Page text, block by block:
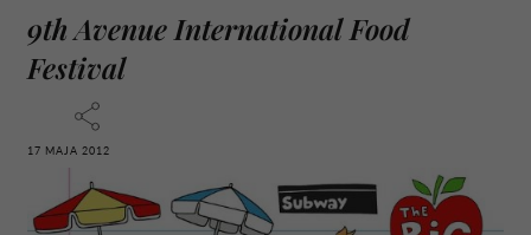
9th Avenue International Food
Festival
17 MAJA 2012